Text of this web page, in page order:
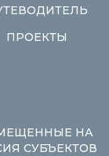
ПРОЕКТЫ
НА
СУБЪЕКТОВ